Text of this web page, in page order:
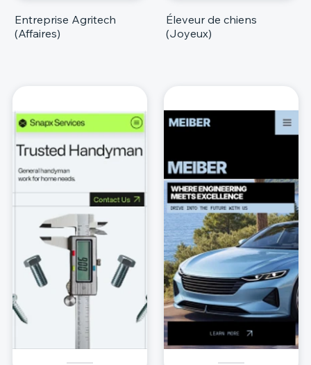
Entreprise Agritech
(Affaires)
Éleveur de chiens
(Joyeux)